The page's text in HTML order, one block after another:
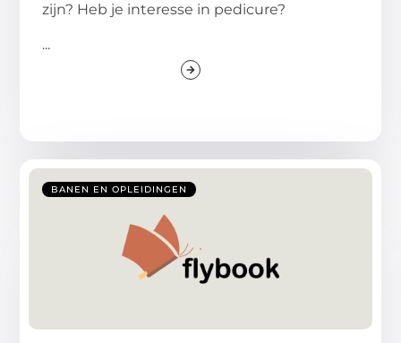
zijn? Heb je interesse in pedicure?
...
BANEN EN OPLEIDINGEN